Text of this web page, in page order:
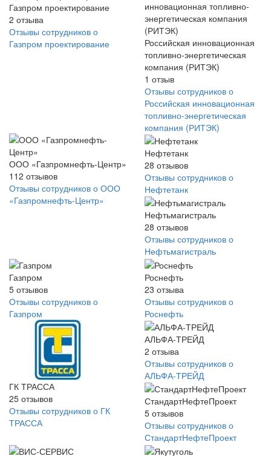
Газпром проектирование
2 отзыва
Отзывы сотрудников о
Газпром проектирование
Российская инновационная
топливно-энергетическая
компания (РИТЭК)
1 отзыв
Отзывы сотрудников о
Российская инновационная
топливно-энергетическая
компания (РИТЭК)
ООО «Газпромнефть-Центр»
112 отзывов
Отзывы сотрудников о ООО
«Газпромнефть-Центр»
Нефтетанк
28 отзывов
Отзывы сотрудников о
Нефтетанк
Нефтьмагистраль
28 отзывов
Отзывы сотрудников о
Нефтьмагистраль
Газпром
5 отзывов
Отзывы сотрудников о
Газпром
Роснефть
23 отзыва
Отзывы сотрудников о
Роснефть
ГК ТРАССА
25 отзывов
Отзывы сотрудников о ГК
ТРАССА
АЛЬФА-ТРЕЙД
2 отзыва
Отзывы сотрудников о
АЛЬФА-ТРЕЙД
СтандартНефтеПроект
5 отзывов
Отзывы сотрудников о
СтандартНефтеПроект